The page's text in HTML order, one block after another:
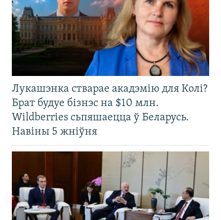
Лукашэнка стварае акадэмію для Колі?
Брат будуе бізнэс на $10 млн.
Wildberries сьпяшаецца ў Беларусь.
Навіны 5 жніўня